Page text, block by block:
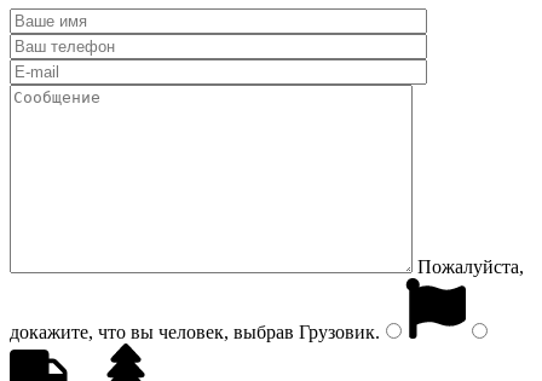
Пожалуйста,
докажите, что вы человек, выбрав Грузовик.